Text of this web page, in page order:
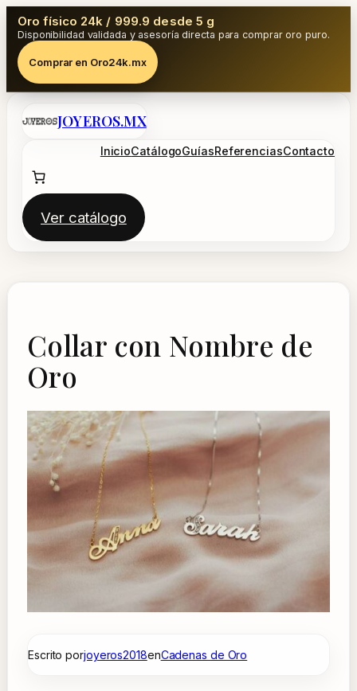
Oro físico 24k / 999.9 desde 5 g
Disponibilidad validada y asesoría directa para comprar oro puro.
Comprar en Oro24k.mx
Saltar
JOYEROS.MX
InicioCatálogoGuíasReferenciasContacto
Ver catálogo
Collar con Nombre de
Oro
Escrito porjoyeros2018enCadenas de Oro